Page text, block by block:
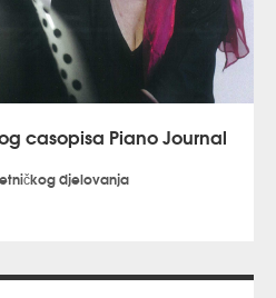
casopisa Piano Journal
djelovanja